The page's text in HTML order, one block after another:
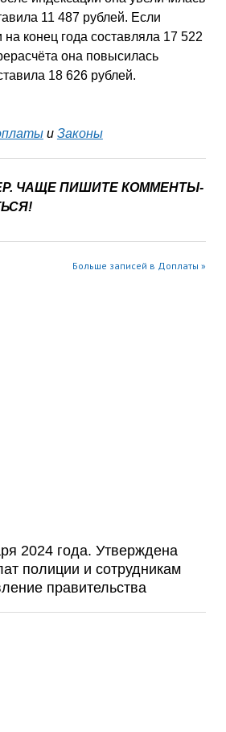
11 487 рублей. Если
на конец года составляла 17 522
она повысилась
18 626 рублей.
и Законы
ЧАЩЕ ПИШИТЕ КОММЕНТЫ-
Больше записей в Доплаты »
2024 года. Утверждена
полиции и сотрудникам
правительства